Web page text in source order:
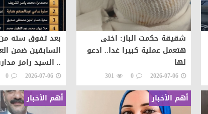
شقيقة حكمت الباز: اختى
هتعمل عملية كبيرا غدا.. ادعو
لها
2026-07-06
0
301
بعد تفوق سته
السابقين ضمن
.. السيد رامز
الخاصة... فخرٌ
يتواصل
2026-07-06
0
أهم الأخبار أهم الأخبار